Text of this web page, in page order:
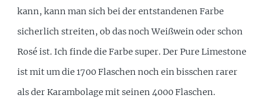
kann, kann man sich bei der entstandenen Farbe
sicherlich streiten, ob das noch Weißwein oder schon
Rosé ist. Ich finde die Farbe super. Der Pure Limestone
ist mit um die 1700 Flaschen noch ein bisschen rarer
als der Karambolage mit seinen 4000 Flaschen.